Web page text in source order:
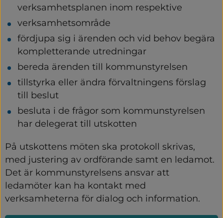
verksamhetsplanen inom respektive
verksamhetsområde
fördjupa sig i ärenden och vid behov begära
kompletterande utredningar
bereda ärenden till kommunstyrelsen
tillstyrka eller ändra förvaltningens förslag
till beslut
besluta i de frågor som kommunstyrelsen
har delegerat till utskotten
På utskottens möten ska protokoll skrivas,
med justering av ordförande samt en ledamot.
Det är kommunstyrelsens ansvar att
ledamöter kan ha kontakt med
verksamheterna för dialog och information.